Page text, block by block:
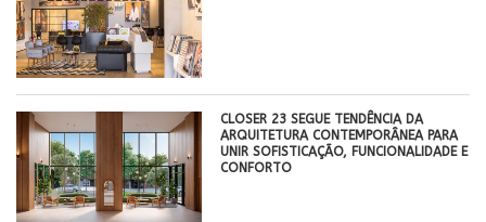
CLOSER 23 SEGUE TENDÊNCIA DA
ARQUITETURA CONTEMPORÂNEA PARA
UNIR SOFISTICAÇÃO, FUNCIONALIDADE E
CONFORTO